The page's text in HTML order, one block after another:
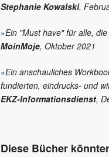
Stephanie Kowalski,
»Ein "Must have" für alle,
MoinMoje, Oktober 2021
»Ein anschauliches
fundierten, eindrucks- und
EKZ-Informationsdienst,
Diese Bücher